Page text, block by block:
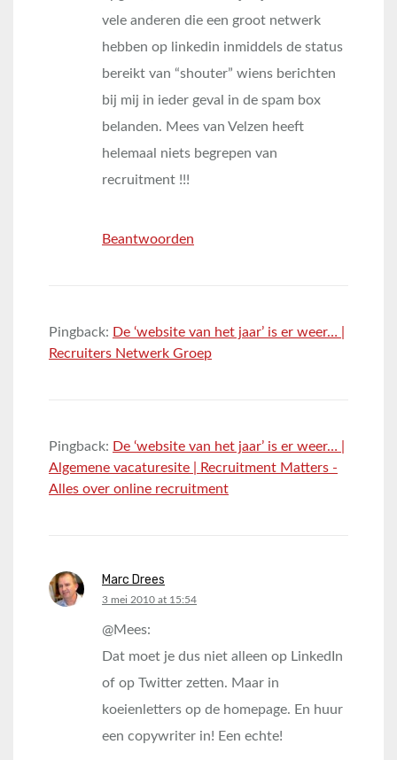
vele anderen die een groot netwerk
hebben op linkedin inmiddels de status
bereikt van “shouter” wiens berichten
bij mij in ieder geval in de spam box
belanden. Mees van Velzen heeft
helemaal niets begrepen van
recruitment !!!
Beantwoorden
Pingback: De ‘website van het jaar’ is er weer… |
Recruiters Netwerk Groep
Pingback: De ‘website van het jaar’ is er weer… |
Algemene vacaturesite | Recruitment Matters -
Alles over online recruitment
Marc Drees
says:
3 mei 2010 at 15:54
@Mees:
Dat moet je dus niet alleen op LinkedIn
of op Twitter zetten. Maar in
koeienletters op de homepage. En huur
een copywriter in! Een echte!